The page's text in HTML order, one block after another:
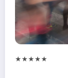
★★★★★